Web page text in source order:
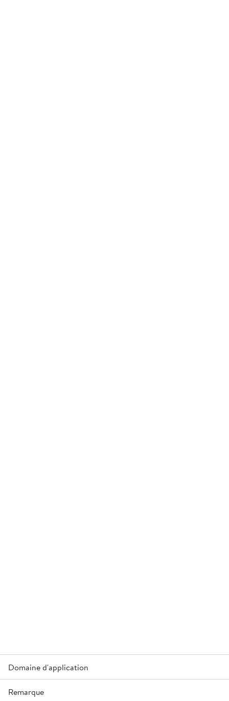
Domaine d'application
Pour installation de parois coulée en place (puits,...).
Remarque